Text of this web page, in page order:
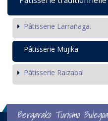
Pâtisserie Larrañaga.
Pâtisserie Mujika
Pâtisserie Raizabal
Bergarako Turismo Bulegoa